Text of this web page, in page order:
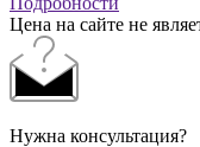
Цена на сайте не
Нужна консультация?